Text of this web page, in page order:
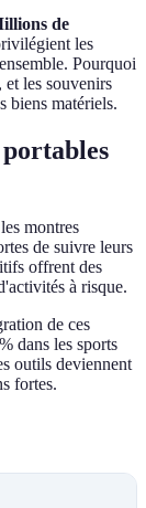
de
les
Pourquoi
les souvenirs
biens matériels.
montres
de suivre leurs
offrent des
à risque.
de ces
dans les sports
outils deviennent
fortes.